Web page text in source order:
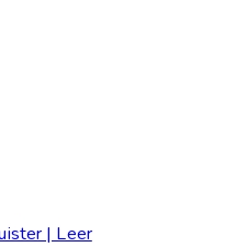
| Leer